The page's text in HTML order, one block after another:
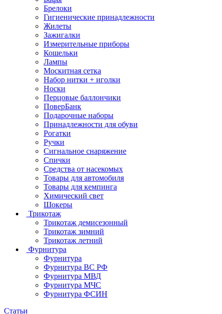
Брелоки
Гигиенические принадлежности
Жилеты
Зажигалки
Измерительные приборы
Кошельки
Лампы
Москитная сетка
Набор нитки + иголки
Носки
Перцовые баллончики
ПоверБанк
Подарочные наборы
Принадлежности для обуви
Рогатки
Ручки
Сигнальное снаряжение
Спички
Средства от насекомых
Товары для автомобиля
Товары для кемпинга
Химический свет
Шокеры
Трикотаж
Трикотаж демисезонный
Трикотаж зимний
Трикотаж летний
Фурнитура
Фурнитура
Фурнитура ВС РФ
Фурнитура МВД
Фурнитура МЧС
Фурнитура ФСИН
Статьи